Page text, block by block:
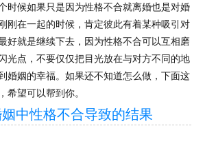
时候如果只是因为性格不合就离婚也是对婚
刚在一起的时候，肯定彼此有着某种吸引对
好就是继续下去，因为性格不合可以互相磨
光点，不要仅仅把目光放在与对方不同的地
婚姻的幸福。如果还不知道怎么做，下面这
希望可以帮到你。
性格不合导致的结果